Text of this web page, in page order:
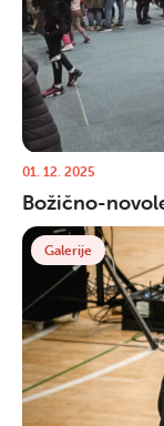
01. 12. 2025
Božično-
Galerije